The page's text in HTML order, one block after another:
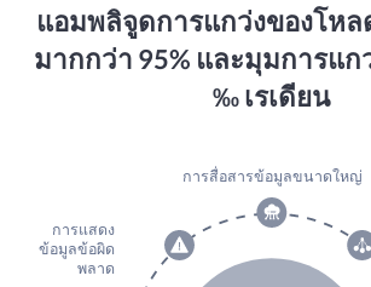
แอมพลิจูดการแกว่งของโหล
มากกว่า 95% และมุมการแก
‰ เรเดียน
การสื่อสารข้อมูลขนาดใหญ่
การแสดง
ข้อมูลข้อผิด
พลาด